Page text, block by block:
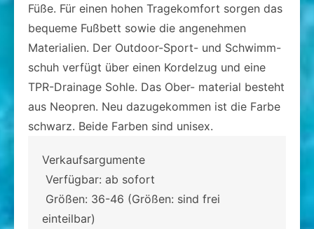
Füße. Für einen hohen Tragekomfort sorgen das
bequeme Fußbett sowie die angenehmen
Materialien. Der Outdoor-Sport- und Schwimm-
schuh verfügt über einen Kordelzug und eine
TPR-Drainage Sohle. Das Ober- material besteht
aus Neopren. Neu dazugekommen ist die Farbe
schwarz. Beide Farben sind unisex.
Verkaufsargumente
Verfügbar: ab sofort
Größen: 36-46 (Größen: sind frei
einteilbar)